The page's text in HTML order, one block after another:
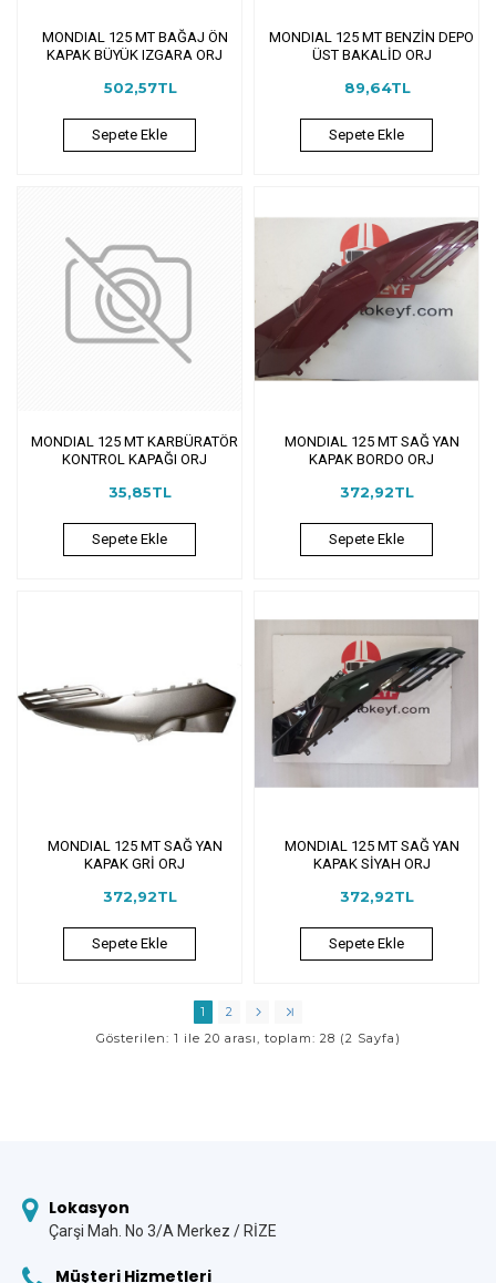
MONDIAL 125 MT BAĞAJ ÖN
KAPAK BÜYÜK IZGARA ORJ
502,57TL
Sepete Ekle
MONDIAL 125 MT BENZİN DEPO
ÜST BAKALİD ORJ
89,64TL
Sepete Ekle
MONDIAL 125 MT KARBÜRATÖR
KONTROL KAPAĞI ORJ
35,85TL
Sepete Ekle
MONDIAL 125 MT SAĞ YAN
KAPAK BORDO ORJ
372,92TL
Sepete Ekle
MONDIAL 125 MT SAĞ YAN
KAPAK GRİ ORJ
372,92TL
Sepete Ekle
MONDIAL 125 MT SAĞ YAN
KAPAK SİYAH ORJ
372,92TL
Sepete Ekle
1
2
Gösterilen: 1 ile 20 arası, toplam: 28 (2 Sayfa)
Lokasyon
Çarşi Mah. No 3/A Merkez / RİZE
Müşteri Hizmetleri